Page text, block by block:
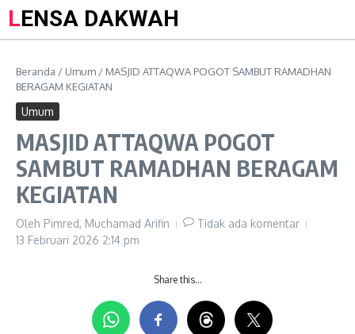
LENSA DAKWAH
Beranda / Umum / MASJID ATTAQWA POGOT SAMBUT RAMADHAN
BERAGAM KEGIATAN
Umum
MASJID ATTAQWA POGOT
SAMBUT RAMADHAN BERAGAM
KEGIATAN
Oleh Pimred, Muchamad Arifin
Tidak ada komentar
13 Februari 2026 2:14 pm
Share this…